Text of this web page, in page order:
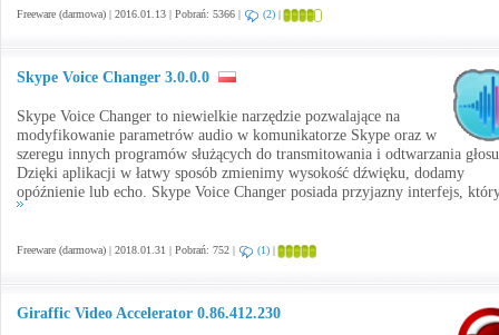
Freeware (darmowa) | 2016.01.13 | Pobrań: 5366 | (2) |
Skype Voice Changer 3.0.0.0
Skype Voice Changer to niewielkie narzędzie pozwalające na
modyfikowanie parametrów audio w komunikatorze Skype oraz w
szeregu innych programów służących do transmitowania i odtwarzania
Dzięki aplikacji w łatwy sposób zmienimy wysokość dźwięku, dodamy
opóźnienie lub echo. Skype Voice Changer posiada przyjazny interfejs,
Freeware (darmowa) | 2018.01.31 | Pobrań: 752 | (1) |
Giraffic Video Accelerator 0.86.412.230